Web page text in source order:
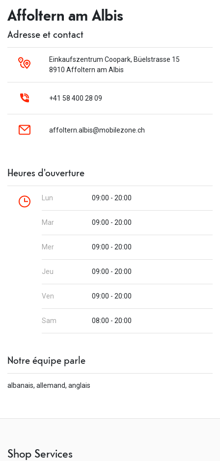
Affoltern am Albis
Adresse et contact
Einkaufszentrum Coopark, Büelstrasse 15
8910 Affoltern am Albis
+41 58 400 28 09
affoltern.albis@mobilezone.ch
Heures d'ouverture
Lun 09:00 - 20:00
Mar 09:00 - 20:00
Mer 09:00 - 20:00
Jeu 09:00 - 20:00
Ven 09:00 - 20:00
Sam 08:00 - 20:00
Notre équipe parle
albanais, allemand, anglais
Shop Services